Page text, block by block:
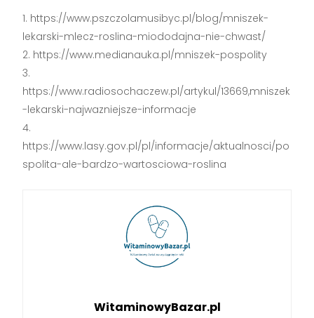
https://www.pszczolamusibyc.pl/blog/mniszek-
lekarski-mlecz-roslina-miododajna-nie-chwast/
https://www.medianauka.pl/mniszek-pospolity
https://www.radiosochaczew.pl/artykul/13669,mniszek
-lekarski-najwazniejsze-informacje
https://www.lasy.gov.pl/pl/informacje/aktualnosci/po
spolita-ale-bardzo-wartosciowa-roslina
WitaminowyBazar.pl